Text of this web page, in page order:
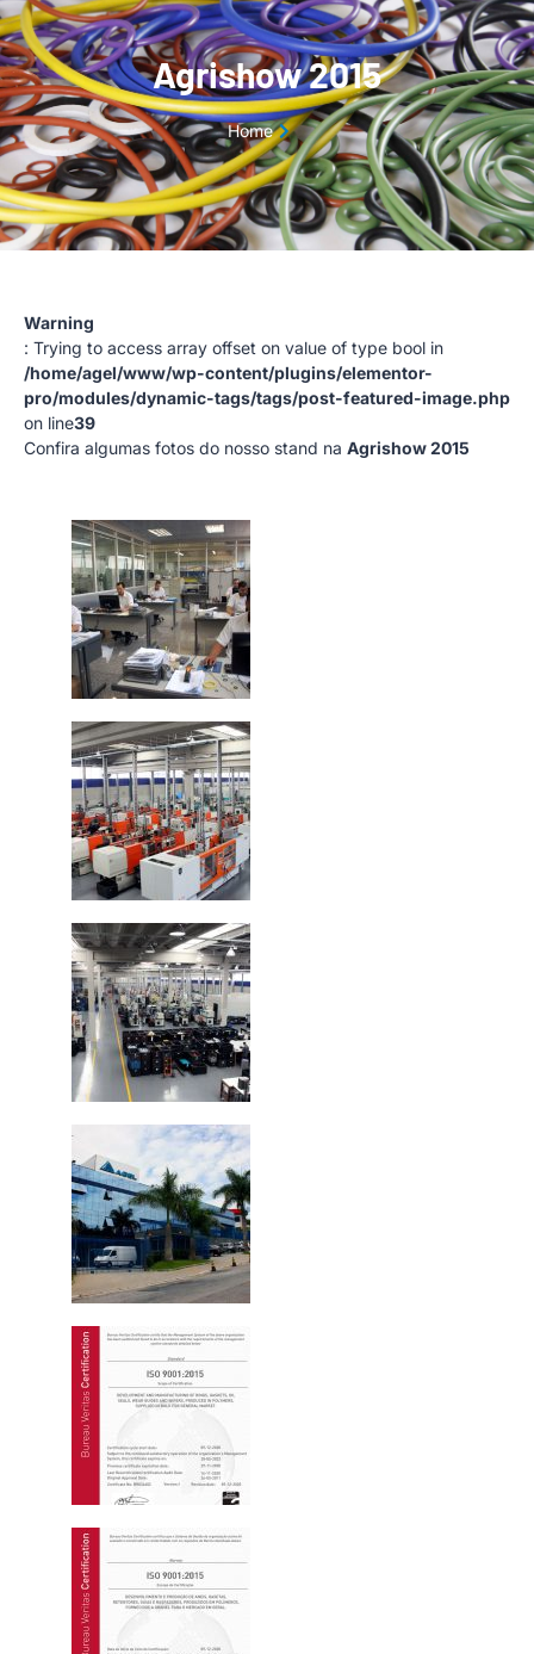
Agrishow 2015
Home
Warning
: Trying to access array offset on value of type bool in
/home/agel/www/wp-content/plugins/elementor-
pro/modules/dynamic-tags/tags/post-featured-image.php
on line39
Confira algumas fotos do nosso stand na Agrishow 2015